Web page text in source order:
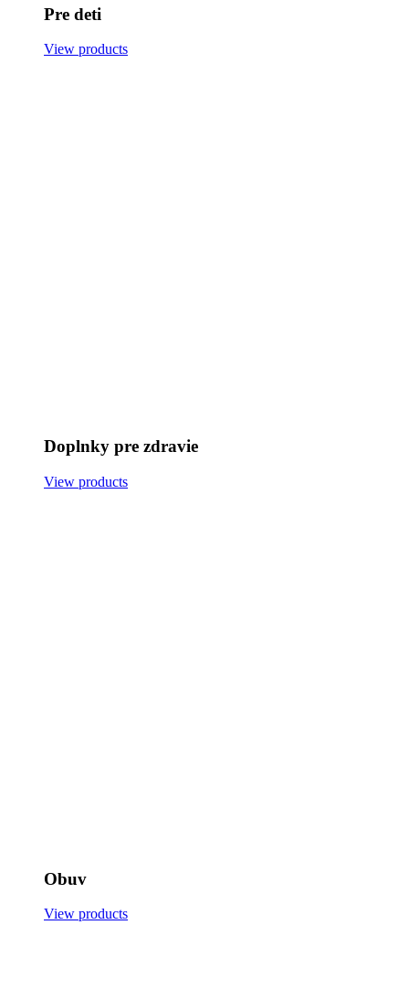
Pre deti
View products
Doplnky pre zdravie
View products
Obuv
View products